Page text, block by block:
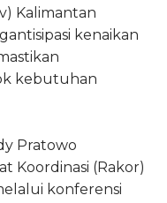
Kalimantan
kenaikan
kebutuhan
Pratowo
Koordinasi (Rakor)
konferensi